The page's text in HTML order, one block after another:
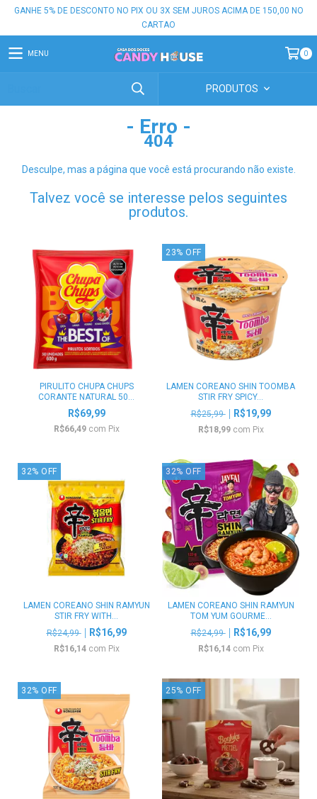
GANHE 5% DE DESCONTO NO PIX OU 3X SEM JUROS ACIMA DE 150,00 NO
CARTAO
MENU 0
PRODUTOS
- Erro -
404
Desculpe, mas a página que você está procurando não existe.
Talvez você se interesse pelos seguintes
produtos.
PIRULITO CHUPA CHUPS
CORANTE NATURAL 50...
R$69,99
R$66,49 com Pix
23% OFF
LAMEN COREANO SHIN TOOMBA
STIR FRY SPICY...
R$25,99
R$19,99
R$18,99 com Pix
32% OFF
LAMEN COREANO SHIN RAMYUN
STIR FRY WITH...
R$24,99
R$16,99
R$16,14 com Pix
32% OFF
LAMEN COREANO SHIN RAMYUN
TOM YUM GOURME...
R$24,99
R$16,99
R$16,14 com Pix
32% OFF 25% OFF